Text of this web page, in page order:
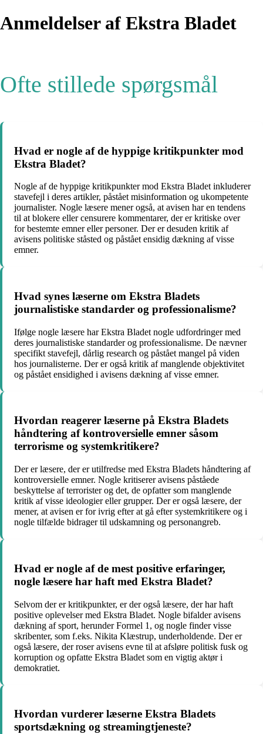
Anmeldelser af Ekstra Bladet
Ofte stillede spørgsmål
Hvad er nogle af de hyppige kritikpunkter mod
Ekstra Bladet?
Nogle af de hyppige kritikpunkter mod Ekstra Bladet inkluderer
stavefejl i deres artikler, påstået misinformation og ukompetente
journalister. Nogle læsere mener også, at avisen har en tendens
til at blokere eller censurere kommentarer, der er kritiske over
for bestemte emner eller personer. Der er desuden kritik af
avisens politiske ståsted og påstået ensidig dækning af visse
emner.
Hvad synes læserne om Ekstra Bladets
journalistiske standarder og professionalisme?
Ifølge nogle læsere har Ekstra Bladet nogle udfordringer med
deres journalistiske standarder og professionalisme. De nævner
specifikt stavefejl, dårlig research og påstået mangel på viden
hos journalisterne. Der er også kritik af manglende objektivitet
og påstået ensidighed i avisens dækning af visse emner.
Hvordan reagerer læserne på Ekstra Bladets
håndtering af kontroversielle emner såsom
terrorisme og systemkritikere?
Der er læsere, der er utilfredse med Ekstra Bladets håndtering af
kontroversielle emner. Nogle kritiserer avisens påståede
beskyttelse af terrorister og det, de opfatter som manglende
kritik af visse ideologier eller grupper. Der er også læsere, der
mener, at avisen er for ivrig efter at gå efter systemkritikere og i
nogle tilfælde bidrager til udskamning og personangreb.
Hvad er nogle af de mest positive erfaringer,
nogle læsere har haft med Ekstra Bladet?
Selvom der er kritikpunkter, er der også læsere, der har haft
positive oplevelser med Ekstra Bladet. Nogle bifalder avisens
dækning af sport, herunder Formel 1, og nogle finder visse
skribenter, som f.eks. Nikita Klæstrup, underholdende. Der er
også læsere, der roser avisens evne til at afsløre politisk fusk og
korruption og opfatte Ekstra Bladet som en vigtig aktør i
demokratiet.
Hvordan vurderer læserne Ekstra Bladets
sportsdækning og streamingtjeneste?